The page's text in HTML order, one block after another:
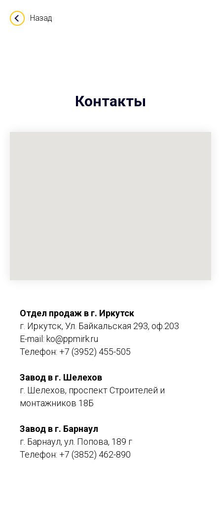
Назад
Контакты
Отдел продаж в г. Иркутск
г. Иркутск, Ул. Байкальская 293, оф.203
E-mail: ko@ppmirk.ru
Телефон: +7 (3952) 455-505
Завод в г. Шелехов
г. Шелехов, проспект Строителей и
монтажников 18Б
Завод в г. Барнаул
г. Барнаул, ул. Попова, 189 г
Телефон: +7 (3852) 462-890